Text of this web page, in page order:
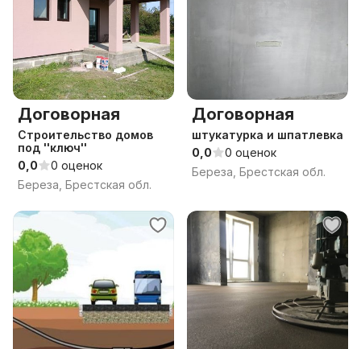
Договорная
Строительство домов
под ''ключ''
0,0
0 оценок
Береза, Брестская обл.
Договорная
штукатурка и шпатлевка
0,0
0 оценок
Береза, Брестская обл.